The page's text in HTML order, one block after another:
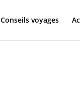
Conseils voyages